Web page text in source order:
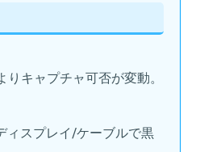
キャプチャ可否が変動。
ィスプレイ/ケーブルで黒